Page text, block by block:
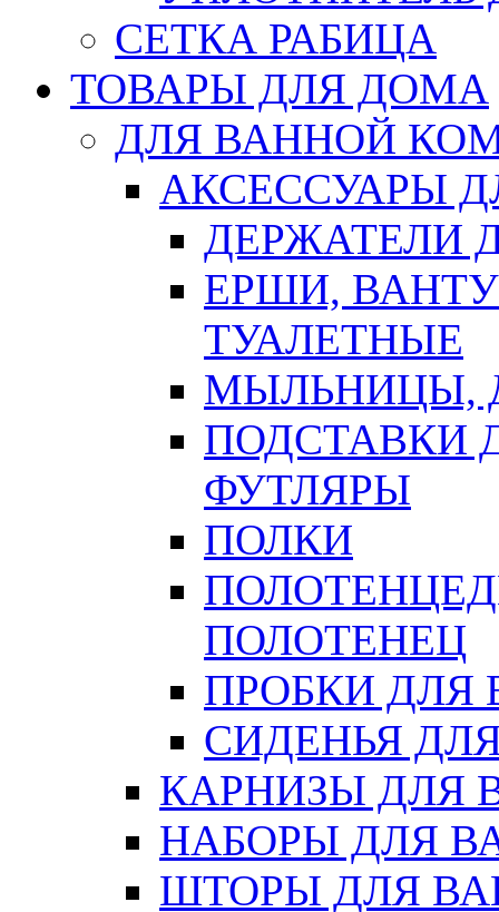
СЕТКА РАБИЦА
ТОВАРЫ ДЛЯ ДОМА
ДЛЯ ВАННОЙ
АКСЕССУАРЫ
ДЕРЖАТЕЛИ
ЕРШИ,
ТУАЛЕТНЫЕ
МЫЛЬНИЦЫ,
ПОДСТАВКИ
ФУТЛЯРЫ
ПОЛКИ
ПОЛОТЕНЕЦ
ПРОБКИ ДЛЯ
СИДЕНЬЯ
КАРНИЗЫ ДЛЯ
НАБОРЫ ДЛЯ
ШТОРЫ ДЛЯ